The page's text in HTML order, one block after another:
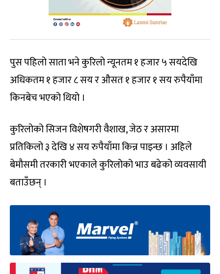
पुस पहिलो साता भने कुरिलो न्यूनतम १ हजार ५ सयदेखि
अधिकतम १ हजार ८ सय र औसत १ हजार १ सय रुपैयाँमा
किनबेच भएको थियो ।
कुरिलोको सिजन विशेषगरी वैशाख, जेठ र असारमा
प्रतिकिलो ३ देखि ४ सय रुपैयाँमा किन्न पाइन्छ । अहिले
बेमौसमी तरकारी भएकाले कुरिलोको भाउ बढेको व्यवसायी
बताउँछन् ।